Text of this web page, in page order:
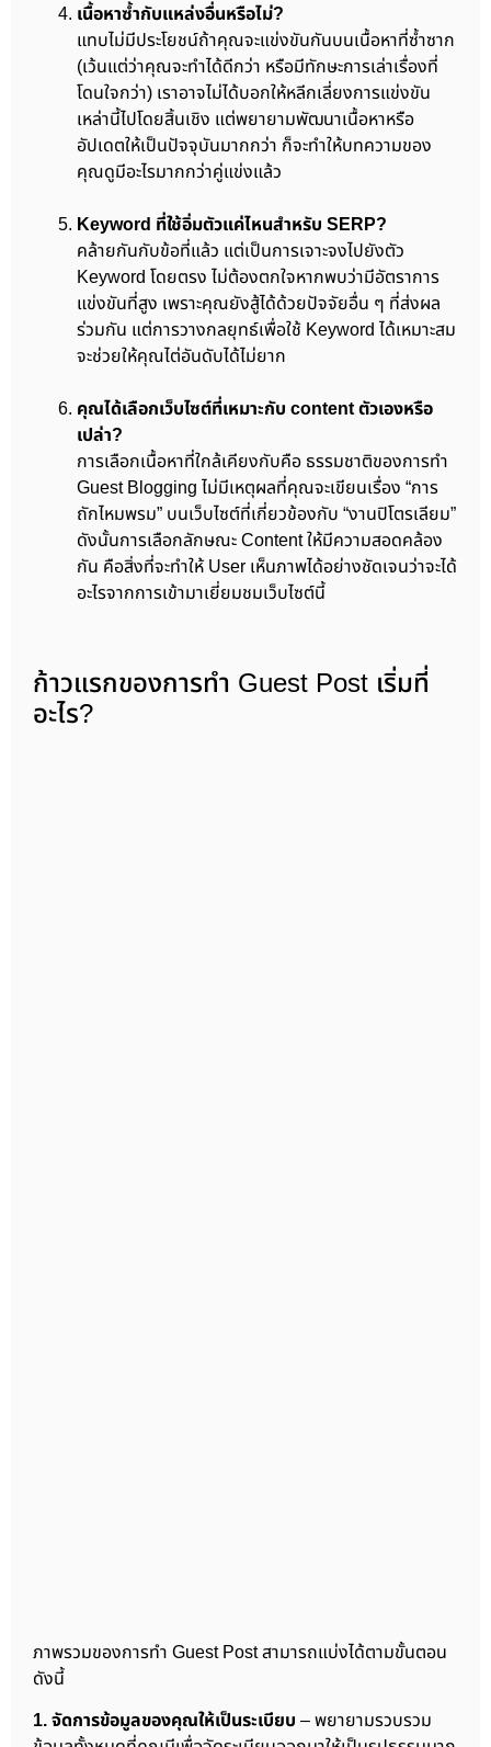
เนื้อหาซ้ำกับแหล่งอื่นหรือไม่?
แทบไม่มีประโยชน์ถ้าคุณจะแข่งขันกันบนเนื้อหาที่ซ้ำซาก
(เว้นแต่ว่าคุณจะทำได้ดีกว่า หรือมีทักษะการเล่าเรื่องที่
โดนใจกว่า) เราอาจไม่ได้บอกให้หลีกเลี่ยงการแข่งขัน
เหล่านี้ไปโดยสิ้นเชิง แต่พยายามพัฒนาเนื้อหาหรือ
อัปเดตให้เป็นปัจจุบันมากกว่า ก็จะทำให้บทความของ
คุณดูมีอะไรมากกว่าคู่แข่งแล้ว
Keyword ที่ใช้อิ่มตัวแค่ไหนสำหรับ SERP?
คล้ายกันกับข้อที่แล้ว แต่เป็นการเจาะจงไปยังตัว
Keyword โดยตรง ไม่ต้องตกใจหากพบว่ามีอัตราการ
แข่งขันที่สูง เพราะคุณยังสู้ได้ด้วยปัจจัยอื่น ๆ ที่ส่งผล
ร่วมกัน แต่การวางกลยุทธ์เพื่อใช้ Keyword ได้เหมาะสม
จะช่วยให้คุณไต่อันดับได้ไม่ยาก
คุณได้เลือกเว็บไซต์ที่เหมาะกับ content ตัวเองหรือ
เปล่า?
การเลือกเนื้อหาที่ใกล้เคียงกับคือ ธรรมชาติของการทำ
Guest Blogging ไม่มีเหตุผลที่คุณจะเขียนเรื่อง “การ
ถักไหมพรม” บนเว็บไซต์ที่เกี่ยวข้องกับ “งานปิโตรเลียม”
ดังนั้นการเลือกลักษณะ Content ให้มีความสอดคล้อง
กัน คือสิ่งที่จะทำให้ User เห็นภาพได้อย่างชัดเจนว่าจะได้
อะไรจากการเข้ามาเยี่ยมชมเว็บไซต์นี้
ก้าวแรกของการทำ Guest Post เริ่มที่
อะไร?
ภาพรวมของการทำ Guest Post สามารถแบ่งได้ตามขั้นตอน
ดังนี้
1. จัดการข้อมูลของคุณให้เป็นระเบียบ – พยายามรวบรวม